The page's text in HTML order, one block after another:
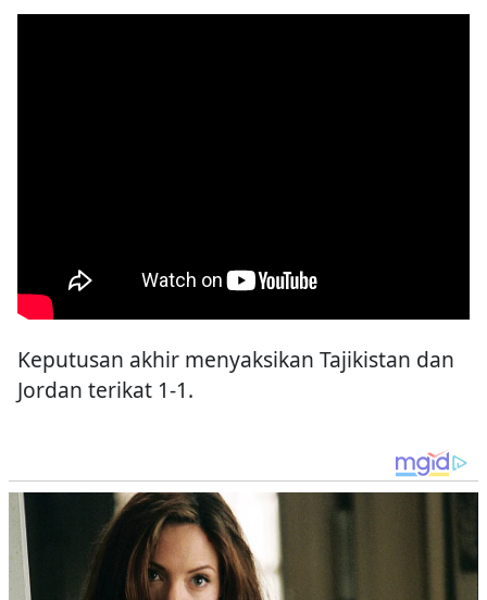
Keputusan akhir menyaksikan Tajikistan dan
Jordan terikat 1-1.